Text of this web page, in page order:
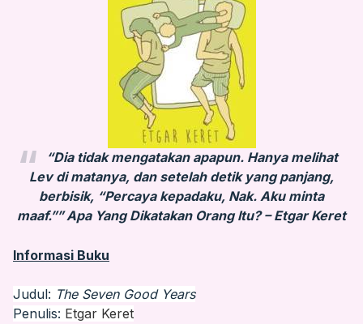
“Dia tidak mengatakan apapun. Hanya melihat
Lev di matanya, dan setelah detik yang panjang,
berbisik, “Percaya kepadaku, Nak. Aku minta
maaf.””Apa Yang Dikatakan Orang Itu? – Etgar Keret
Informasi Buku
Judul: The Seven Good Years
Penulis: Etgar Keret